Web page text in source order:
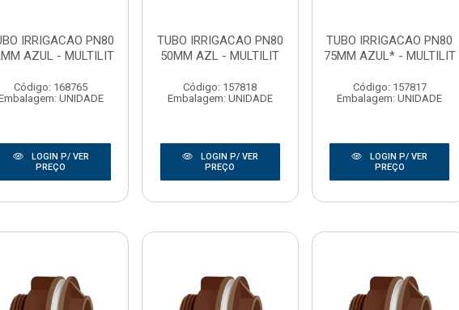
IRRIGACAO PN80
AZUL - MULTILIT
Código: 168765
UNIDADE
LOGIN P/ VER
PREÇO
TUBO IRRIGACAO PN80
50MM AZL - MULTILIT
Código: 157818
Embalagem: UNIDADE
LOGIN P/ VER
PREÇO
TUBO IRRIGACAO PN80
75MM AZUL* - MULTILIT
Código: 157817
Embalagem: UNIDADE
LOGIN P/ VER
PREÇO